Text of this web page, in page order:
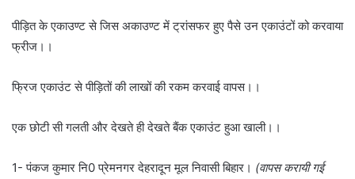
पीड़ित के एकाउण्ट से जिस अकाउण्ट में ट्रांसफर हुए पैसे उन एकाउंटों को करवाया
फ्रीज।।
फ्रिज एकाउंट से पीड़ितों की लाखों की रकम करवाई वापस।।
एक छोटी सी गलती और देखते ही देखते बैंक एकाउंट हुआ खाली।।
1- पंकज कुमार नि0 प्रेमनगर देहरादून मूल निवासी बिहार। (वापस करायी गई